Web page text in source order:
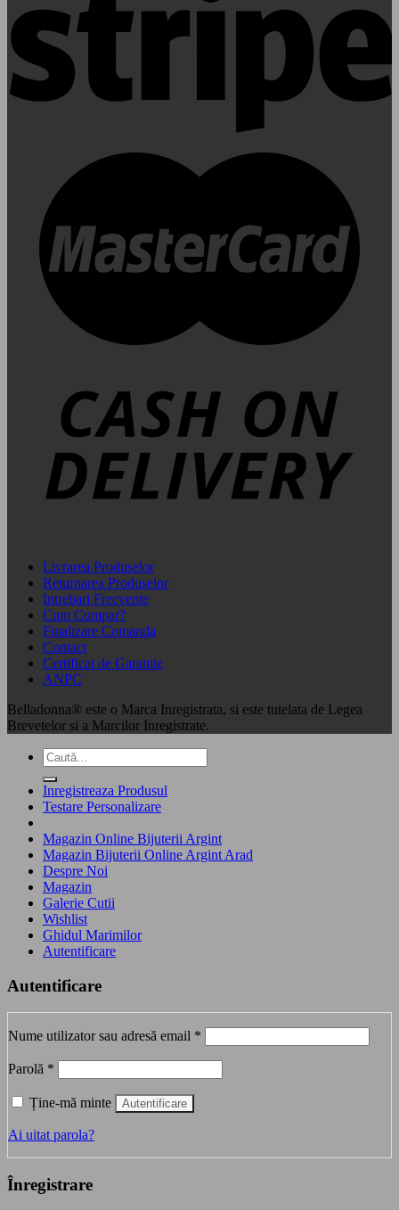
Livrarea Produselor
Returnarea Produselor
Intrebari Frecvente
Cum Cumpar?
Finalizare Comanda
Contact
Certificat de Garantie
ANPC
Belladonna® este o Marca Inregistrata, si este tutelata de Legea
Brevetelor si a Marcilor Inregistrate.
Caută
după:
Inregistreaza Produsul
Testare Personalizare
Magazin Online Bijuterii Argint
Magazin Bijuterii Online Argint Arad
Despre Noi
Magazin
Galerie Cutii
Wishlist
Ghidul Marimilor
Autentificare
Autentificare
Nume utilizator sau adresă email *
Parolă *
Ține-mă minte Autentificare
Ai uitat parola?
Înregistrare